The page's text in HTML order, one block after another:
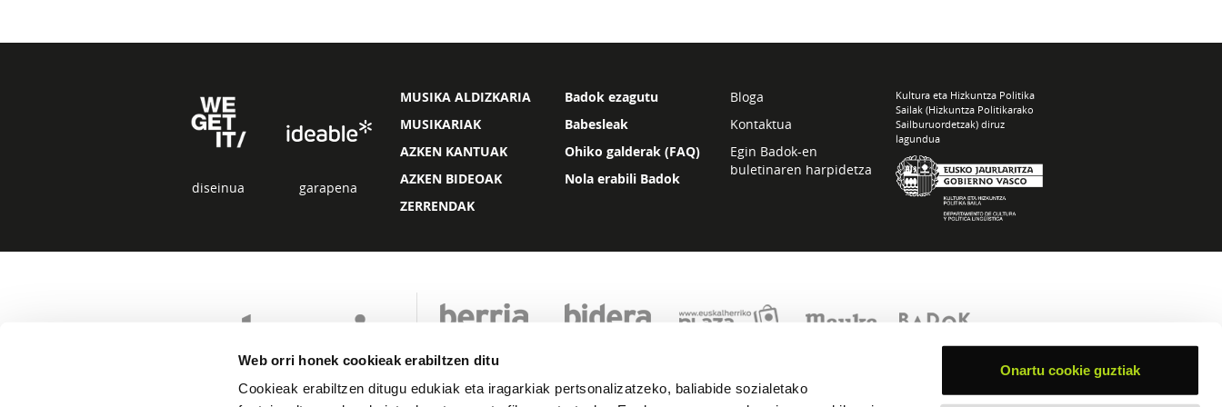
Web orri honek cookieak erabiltzen ditu
Cookieak erabiltzen ditugu edukiak eta iragarkiak pertsonalizatzeko, baliabide sozialetako
Onartu cookie guztiak
diseinua garapena
MUSIKA ALDIZKARIA
MUSIKARIAK
AZKEN KANTUAK
AZKEN BIDEOAK
ZERRENDAK
Badok ezagutu
Babesleak
Ohiko galderak (FAQ)
Nola erabili Badok
Bloga
Kontaktua
Egin Badok-en
buletinaren harpidetza
Kultura eta Hizkuntza Politika
Sailak (Hizkuntza Politikarako
Sailburuordetzak) diruz
lagundua